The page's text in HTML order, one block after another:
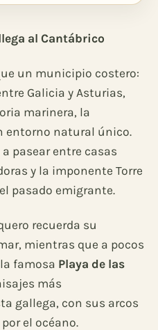
al Cantábrico
un municipio costero:
Galicia y Asturias,
marinera, la
entorno natural único.
pasear entre casas
y la imponente Torre
pasado emigrante.
recuerda su
mientras que a pocos
famosa Playa de las
más
gallega, con sus arcos
el océano.